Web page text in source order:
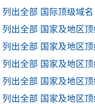
列出全部 国际顶级域
列出全部 国家及地区
列出全部 国家及地区
列出全部 国家及地区
列出全部 国家及地区
列出全部 国家及地区